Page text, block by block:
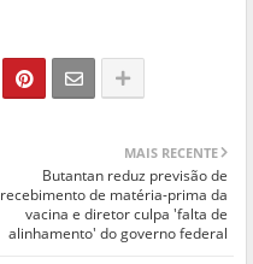
MAIS RECENTE
Butantan reduz previsão de
recebimento de matéria-prima da
vacina e diretor culpa 'falta de
alinhamento' do governo federal